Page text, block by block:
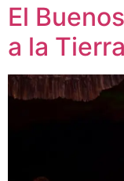
El
a la